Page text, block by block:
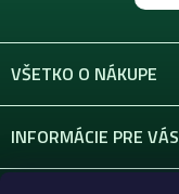
VŠETKO O NÁKUPE
INFORMÁCIE PRE VÁS